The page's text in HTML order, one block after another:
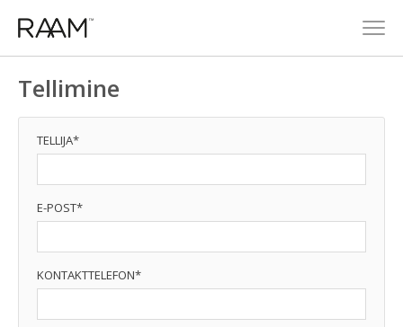
Tellimine
TELLIJA*
E-POST*
KONTAKTTELEFON*